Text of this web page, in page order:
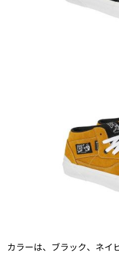
カラーは、ブラック、ネイ